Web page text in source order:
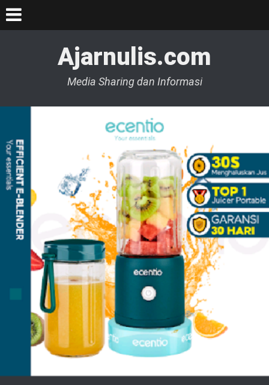
Ajarnulis.com
Media Sharing dan Informasi